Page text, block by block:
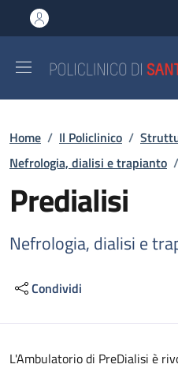
al contenuto principale
to footer content
Briciole di pane
Home / Il Policlinico /
Nefrologia, dialisi e trapianto /
Predialisi
Nefrologia, dialisi e
Condividi
L'Ambulatorio di PreDialisi è